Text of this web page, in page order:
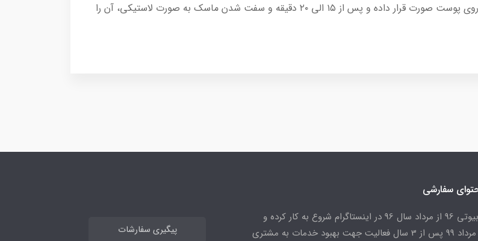
خیلی رقیق به دست بیاید. سپس لایه‌ی نسبتا ضخیمی از آن را روی پوست صورت قرار داده و پس از ۱۵ الی ۲۰ دقیقه و سفت شدن ماسک به صورت لاستیکی، آن را
سفارشی
پیج کره بیوتی 96 از مرداد سال 96 در اینستاگرام شروع به کار کرده و
اکنون در مرداد 99 پس از 3 سال فعالیت جهت بهبود خدمات به مشتری
پیگیری سفارشات